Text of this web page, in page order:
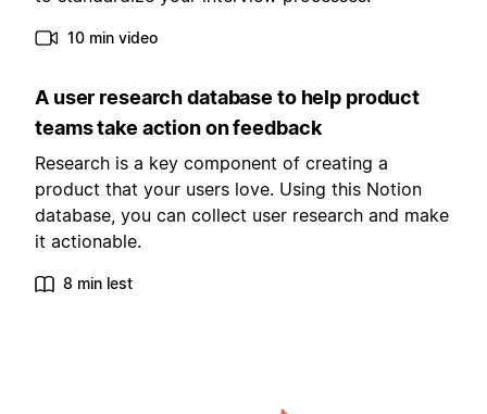
10 min video
A user research database to help product
teams take action on feedback
Research is a key component of creating a
product that your users love. Using this Notion
database, you can collect user research and make
it actionable.
8 min lest